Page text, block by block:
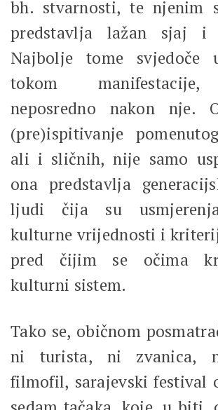
bh. stvarnosti, te njenim
predstavlja lažan sjaj i
Najbolje tome svjedoče
tokom manifestacije,
neposredno nakon nje.
(pre)ispitivanje
ali i sličnih, nije samo
ona predstavlja
ljudi čija su
kulturne vrijednosti i
pred čijim se očima
kulturni sistem.
Tako se, običnom
ni turista, ni zvanica,
filmofil, sarajevski festival